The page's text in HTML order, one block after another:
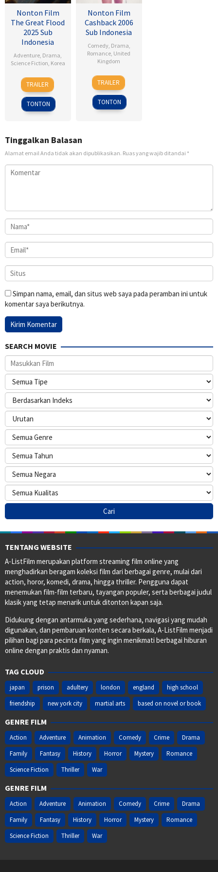
Nonton Film
The Great Flood
2025 Sub
Indonesia
Adventure, Drama,
Science Fiction, Korea
18
Sep
2025
Kim
Byung-
woo
TRAILER
TONTON
Nonton Film
Cashback 2006
Sub Indonesia
Comedy, Drama,
Romance, United
Kingdom
17
Jan
2007
Sean
Ellis
TRAILER
TONTON
Tinggalkan Balasan
Alamat email Anda tidak akan dipublikasikan. Ruas yang wajib ditandai *
Simpan nama, email, dan situs web saya pada peramban ini untuk
komentar saya berikutnya.
SEARCH MOVIE
TENTANG WEBSITE
A-ListFilm merupakan platform streaming film online yang
menghadirkan beragam koleksi film dari berbagai genre, mulai dari
action, horor, komedi, drama, hingga thriller. Pengguna dapat
menemukan film-film terbaru, tayangan populer, serta berbagai judul
klasik yang tetap menarik untuk ditonton kapan saja.
Didukung dengan antarmuka yang sederhana, navigasi yang mudah
digunakan, dan pembaruan konten secara berkala, A-ListFilm menjadi
pilihan bagi para pecinta film yang ingin menikmati berbagai hiburan
online dengan praktis dan nyaman.
TAG CLOUD
japan prison adultery london england
high school
friendship
new york city martial arts based on novel or book
GENRE FILM
Action Adventure Animation Comedy Crime
Drama
Family
Fantasy History Horror Mystery
Romance
Science Fiction
Thriller War
GENRE FILM
Action Adventure Animation Comedy Crime
Drama
Family
Fantasy History Horror Mystery
Romance
Science Fiction
Thriller War